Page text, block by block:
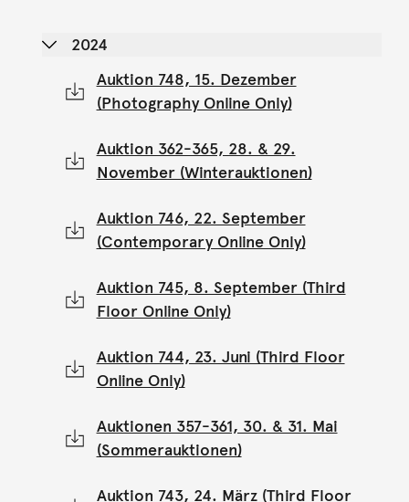
2024
Auktion 748, 15. Dezember
(Photography Online Only)
Auktion 362-365, 28. & 29.
November (Winterauktionen)
Auktion 746, 22. September
(Contemporary Online Only)
Auktion 745, 8. September (Third
Floor Online Only)
Auktion 744, 23. Juni (Third Floor
Online Only)
Auktionen 357-361, 30. & 31. Mai
(Sommerauktionen)
Auktion 743, 24. März (Third Floor